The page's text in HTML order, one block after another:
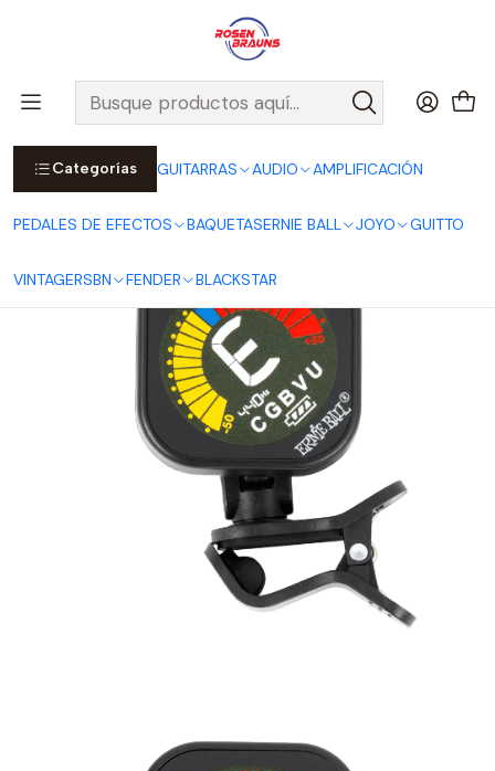
Categorías GUITARRAS AUDIO AMPLIFICACIÓN
PEDALES DE EFECTOS BAQUETASERNIE BALL JOYO GUITTO
VINTAGERSBN FENDER BLACKSTAR
Por compras sobre $25.000 en Santiago urbano, Colina o
Padre Hurtado, incluimos el despacho!
Ver Detalles
Inicio ERNIE BALL
ACCESORIOS ERNIE BALL
Afinador de Clip ProTune USB-C Recargable P09627